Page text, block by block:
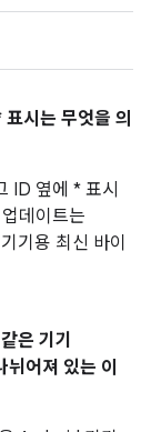
시는 무엇을 의
ID 옆에 * 표시
데이트는
기용 최신 바이
기기
어져 있는 이